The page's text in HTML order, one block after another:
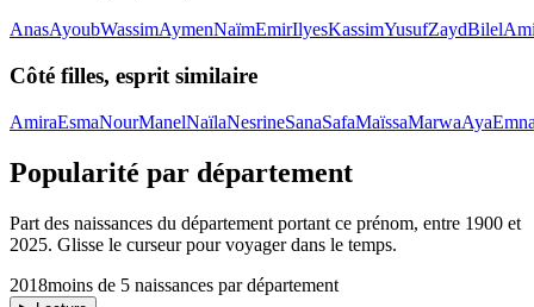
AnasAyoubWassimAymenNaïmEmirIlyesKassimYusufZaydBilel
Côté filles, esprit similaire
AmiraEsmaNourManelNaïlaNesrineSanaSafaMaïssaMarwaAya
Popularité par département
Part des naissances du département portant ce prénom, entre 1900 et
2025. Glisse le curseur pour voyager dans le temps.
2018moins de 5 naissances par département